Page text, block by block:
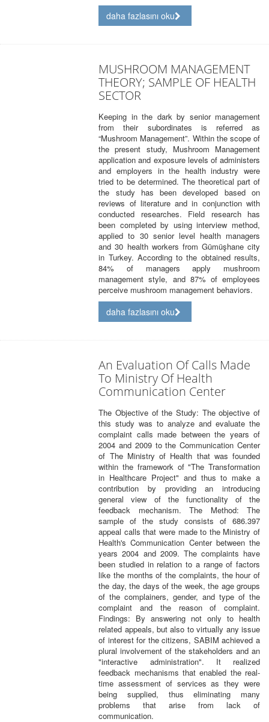
daha fazlasını oku
MUSHROOM MANAGEMENT
THEORY; SAMPLE OF HEALTH
SECTOR
Keeping in the dark by senior management
from their subordinates is referred as
“Mushroom Management”. Within the scope of
the present study, Mushroom Management
application and exposure levels of administers
and employers in the health industry were
tried to be determined. The theoretical part of
the study has been developed based on
reviews of literature and in conjunction with
conducted researches. Field research has
been completed by using interview method,
applied to 30 senior level health managers
and 30 health workers from Gümüşhane city
in Turkey. According to the obtained results,
84% of managers apply mushroom
management style, and 87% of employees
perceive mushroom management behaviors.
daha fazlasını oku
An Evaluation Of Calls Made
To Ministry Of Health
Communication Center
The Objective of the Study: The objective of
this study was to analyze and evaluate the
complaint calls made between the years of
2004 and 2009 to the Communication Center
of The Ministry of Health that was founded
within the framework of "The Transformation
in Healthcare Project" and thus to make a
contribution by providing an introducing
general view of the functionality of the
feedback mechanism. The Method: The
sample of the study consists of 686.397
appeal calls that were made to the Ministry of
Health's Communication Center between the
years 2004 and 2009. The complaints have
been studied in relation to a range of factors
like the months of the complaints, the hour of
the day, the days of the week, the age groups
of the complainers, gender, and type of the
complaint and the reason of complaint.
Findings: By answering not only to health
related appeals, but also to virtually any issue
of interest for the citizens, SABIM achieved a
plural involvement of the stakeholders and an
"interactive administration". It realized
feedback mechanisms that enabled the real-
time assessment of services as they were
being supplied, thus eliminating many
problems that arise from lack of
communication.